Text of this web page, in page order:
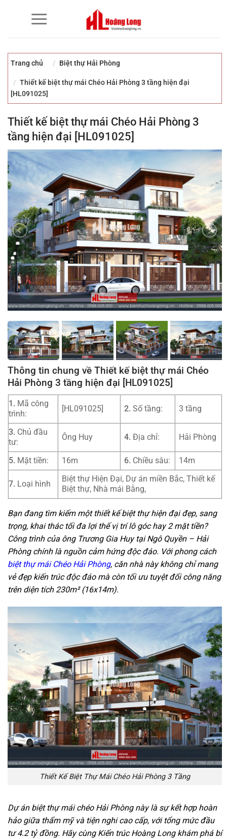
Trang chủ Biệt thự Hải Phòng
Thiết kế biệt thự mái Chéo Hải Phòng 3 tầng hiện đại
[HL091025]
Thiết kế biệt thự mái Chéo Hải Phòng 3
tầng hiện đại [HL091025]
Thông tin chung về Thiết kế biệt thự mái Chéo
Hải Phòng 3 tầng hiện đại [HL091025]
1. Mã công
trình:
[HL091025] 2. Số tầng: 3 tầng
3. Chủ đầu
tư:
Ông Huy 4. Địa chỉ: Hải Phòng
5. Mặt tiền: 16m 6. Chiều sâu: 14m
7. Loại hình
Biệt thự Hiện Đại, Dự án miền Bắc, Thiết kế
Biệt thự, Nhà mái Bằng,
Bạn đang tìm kiếm một thiết kế biệt thự hiện đại đẹp, sang
trọng, khai thác tối đa lợi thế vị trí lô góc hay 2 mặt tiền?
Công trình của ông Trương Gia Huy tại Ngô Quyền – Hải
Phòng chính là nguồn cảm hứng độc đáo. Với phong cách
biệt thự mái Chéo Hải Phòng, căn nhà này không chỉ mang
vẻ đẹp kiến trúc độc đáo mà còn tối ưu tuyệt đối công năng
trên diện tích 230m² (16x14m).
Thiết Kế Biệt Thự Mái Chéo Hải Phòng 3 Tầng
Dự án biệt thự mái chéo Hải Phòng này là sự kết hợp hoàn
hảo giữa thẩm mỹ và tiện nghi cao cấp, với tổng mức đầu
tư 4.2 tỷ đồng. Hãy cùng Kiến trúc Hoàng Long khám phá bí